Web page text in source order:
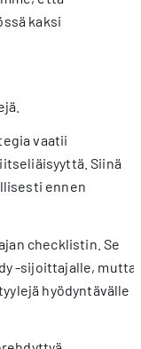
kaksi
vaatii
Siinä
ennen
checklistin. Se
-sijoittajalle, mutta
hyödyntävälle